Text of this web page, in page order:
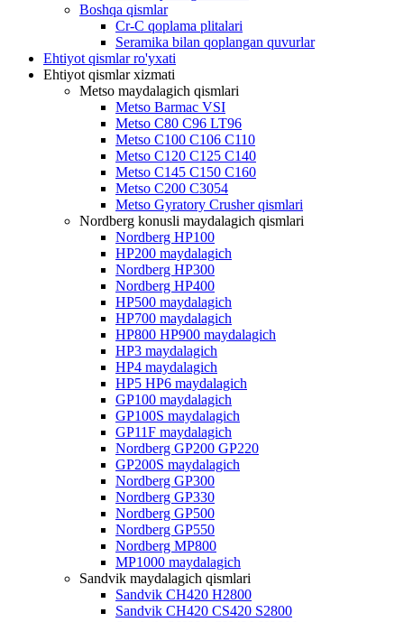
Boshqa qismlar
Cr-C qoplama plitalari
Seramika bilan qoplangan quvurlar
Ehtiyot qismlar ro'yxati
Ehtiyot qismlar xizmati
Metso maydalagich qismlari
Metso Barmac VSI
Metso C80 C96 LT96
Metso C100 C106 C110
Metso C120 C125 C140
Metso C145 C150 C160
Metso C200 C3054
Metso Gyratory Crusher qismlari
Nordberg konusli maydalagich qismlari
Nordberg HP100
HP200 maydalagich
Nordberg HP300
Nordberg HP400
HP500 maydalagich
HP700 maydalagich
HP800 HP900 maydalagich
HP3 maydalagich
HP4 maydalagich
HP5 HP6 maydalagich
GP100 maydalagich
GP100S maydalagich
GP11F maydalagich
Nordberg GP200 GP220
GP200S maydalagich
Nordberg GP300
Nordberg GP330
Nordberg GP500
Nordberg GP550
Nordberg MP800
MP1000 maydalagich
Sandvik maydalagich qismlari
Sandvik CH420 H2800
Sandvik CH420 CS420 S2800